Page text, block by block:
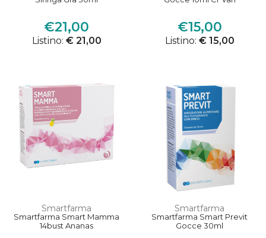
€21,00
Listino: € 21,00
€15,00
Listino: € 15,00
Smartfarma
Smartfarma Smart Mamma
14bust Ananas
Smartfarma
Smartfarma Smart Previt
Gocce 30ml